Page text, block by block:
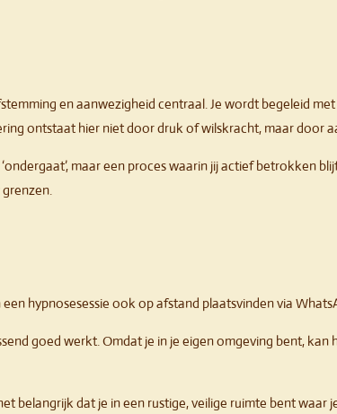
en aanwezigheid centraal. Je wordt begeleid
ontstaat hier niet door druk of wilskracht, maar door
maar een proces waarin jij actief betrokken
hypnosesessie ook op afstand plaatsvinden via
goed werkt. Omdat je in je eigen omgeving bent,
belangrijk dat je in een rustige, veilige ruimte bent